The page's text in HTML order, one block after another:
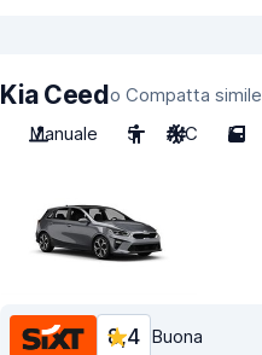
Kia Ceedo Compatta simile
Manuale
5 A/C 5
8,4 Buona